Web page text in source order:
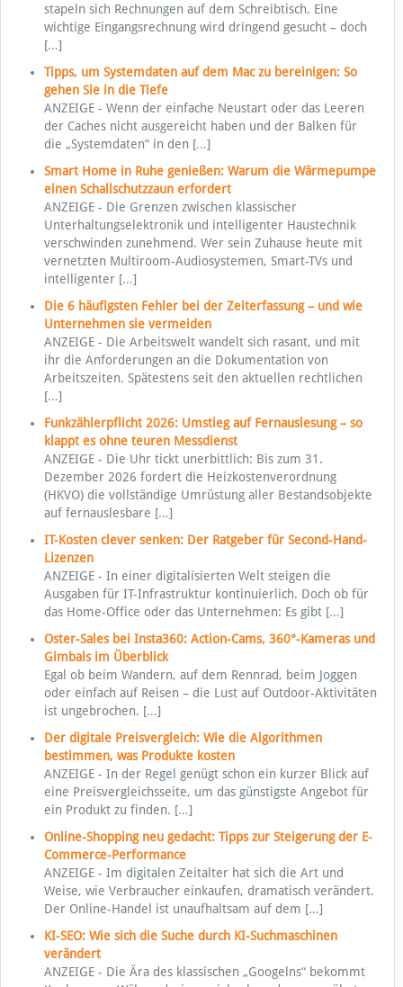
stapeln sich Rechnungen auf dem Schreibtisch. Eine
wichtige Eingangsrechnung wird dringend gesucht – doch
[…]
Tipps, um Systemdaten auf dem Mac zu bereinigen: So
gehen Sie in die Tiefe
ANZEIGE - Wenn der einfache Neustart oder das Leeren
der Caches nicht ausgereicht haben und der Balken für
die „Systemdaten“ in den […]
Smart Home in Ruhe genießen: Warum die Wärmepumpe
einen Schallschutzzaun erfordert
ANZEIGE - Die Grenzen zwischen klassischer
Unterhaltungselektronik und intelligenter Haustechnik
verschwinden zunehmend. Wer sein Zuhause heute mit
vernetzten Multiroom-Audiosystemen, Smart-TVs und
intelligenter[…]
Die 6 häufigsten Fehler bei der Zeiterfassung – und wie
Unternehmen sie vermeiden
ANZEIGE - Die Arbeitswelt wandelt sich rasant, und mit
ihr die Anforderungen an die Dokumentation von
Arbeitszeiten. Spätestens seit den aktuellen rechtlichen
[…]
Funkzählerpflicht 2026: Umstieg auf Fernauslesung – so
klappt es ohne teuren Messdienst
ANZEIGE - Die Uhr tickt unerbittlich: Bis zum 31.
Dezember 2026 fordert die Heizkostenverordnung
(HKVO) die vollständige Umrüstung aller Bestandsobjekte
auf fernauslesbare […]
IT-Kosten clever senken: Der Ratgeber für Second-Hand-
Lizenzen
ANZEIGE - In einer digitalisierten Welt steigen die
Ausgaben für IT-Infrastruktur kontinuierlich. Doch ob für
das Home-Office oder das Unternehmen: Es gibt[…]
Oster-Sales bei Insta360: Action-Cams, 360°-Kameras und
Gimbals im Überblick
Egal ob beim Wandern, auf dem Rennrad, beim Joggen
oder einfach auf Reisen – die Lust auf Outdoor-Aktivitäten
ist ungebrochen. […]
Der digitale Preisvergleich: Wie die Algorithmen
bestimmen, was Produkte kosten
ANZEIGE - In der Regel genügt schon ein kurzer Blick auf
eine Preisvergleichsseite, um das günstigste Angebot für
ein Produkt zu finden. […]
Online-Shopping neu gedacht: Tipps zur Steigerung der E-
Commerce-Performance
ANZEIGE - Im digitalen Zeitalter hat sich die Art und
Weise, wie Verbraucher einkaufen, dramatisch verändert.
Der Online-Handel ist unaufhaltsam auf dem […]
KI-SEO: Wie sich die Suche durch KI-Suchmaschinen
verändert
ANZEIGE - Die Ära des klassischen „Googelns“ bekommt